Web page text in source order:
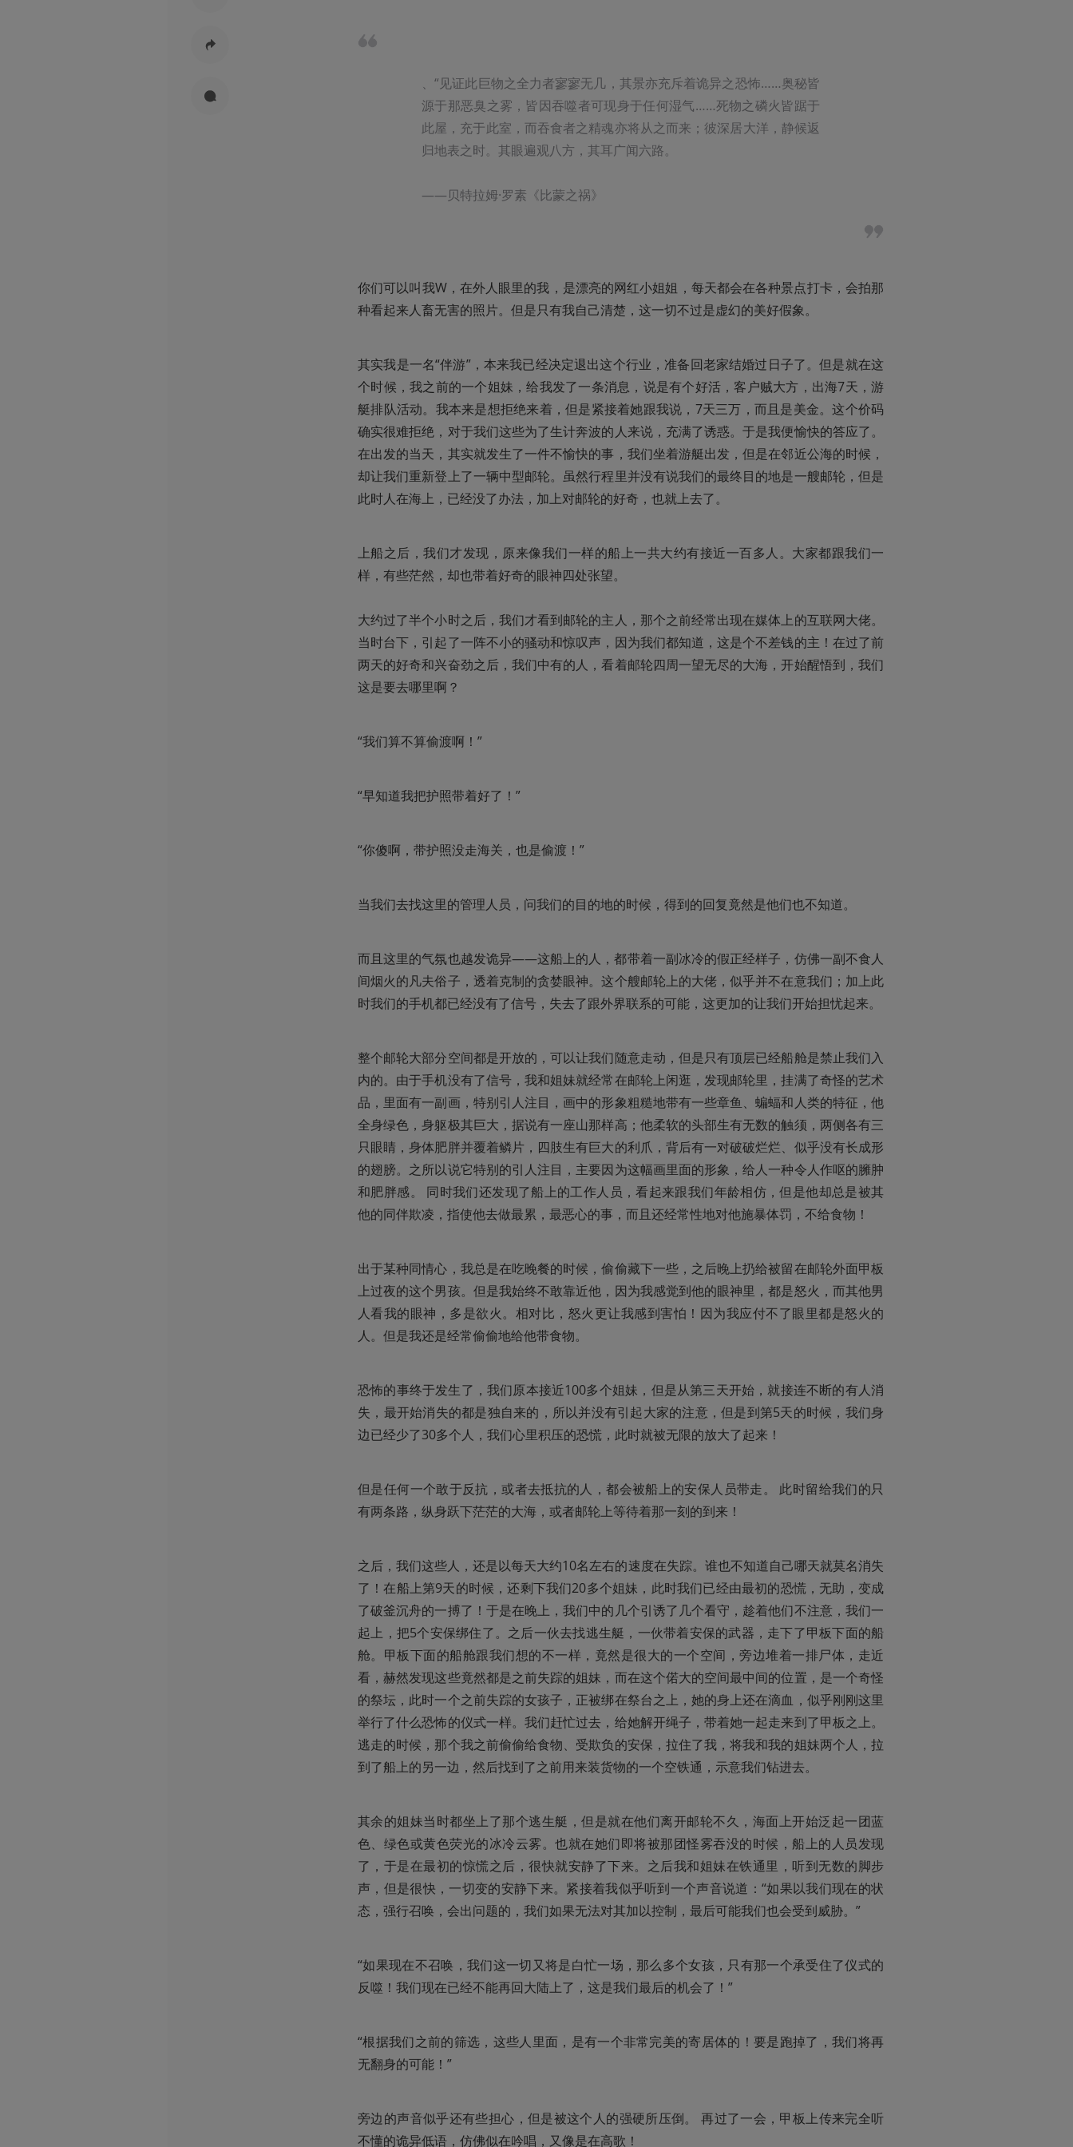
、“见证此巨物之全力者寥寥无几，其景亦充斥着诡异之恐怖……奥秘皆
源于那恶臭之雾，皆因吞噬者可现身于任何湿气……死物之磷火皆踞于
此屋，充于此室，而吞食者之精魂亦将从之而来；彼深居大洋，静候返
归地表之时。其眼遍观八方，其耳广闻六路。
——贝特拉姆·罗素《比蒙之祸》
你们可以叫我W，在外人眼里的我，是漂亮的网红小姐姐，每天都会在各种景点打卡，会拍那
种看起来人畜无害的照片。但是只有我自己清楚，这一切不过是虚幻的美好假象。
其实我是一名“伴游”，本来我已经决定退出这个行业，准备回老家结婚过日子了。但是就在这
个时候，我之前的一个姐妹，给我发了一条消息，说是有个好活，客户贼大方，出海7天，游
艇排队活动。我本来是想拒绝来着，但是紧接着她跟我说，7天三万，而且是美金。这个价码
确实很难拒绝，对于我们这些为了生计奔波的人来说，充满了诱惑。于是我便愉快的答应了。
在出发的当天，其实就发生了一件不愉快的事，我们坐着游艇出发，但是在邻近公海的时候，
却让我们重新登上了一辆中型邮轮。虽然行程里并没有说我们的最终目的地是一艘邮轮，但是
此时人在海上，已经没了办法，加上对邮轮的好奇，也就上去了。
上船之后，我们才发现，原来像我们一样的船上一共大约有接近一百多人。大家都跟我们一
样，有些茫然，却也带着好奇的眼神四处张望。
大约过了半个小时之后，我们才看到邮轮的主人，那个之前经常出现在媒体上的互联网大佬。
当时台下，引起了一阵不小的骚动和惊叹声，因为我们都知道，这是个不差钱的主！在过了前
两天的好奇和兴奋劲之后，我们中有的人，看着邮轮四周一望无尽的大海，开始醒悟到，我们
这是要去哪里啊？
“我们算不算偷渡啊！”
“早知道我把护照带着好了！”
“你傻啊，带护照没走海关，也是偷渡！”
当我们去找这里的管理人员，问我们的目的地的时候，得到的回复竟然是他们也不知道。
而且这里的气氛也越发诡异——这船上的人，都带着一副冰冷的假正经样子，仿佛一副不食人
间烟火的凡夫俗子，透着克制的贪婪眼神。这个艘邮轮上的大佬，似乎并不在意我们；加上此
时我们的手机都已经没有了信号，失去了跟外界联系的可能，这更加的让我们开始担忧起来。
整个邮轮大部分空间都是开放的，可以让我们随意走动，但是只有顶层已经船舱是禁止我们入
内的。由于手机没有了信号，我和姐妹就经常在邮轮上闲逛，发现邮轮里，挂满了奇怪的艺术
品，里面有一副画，特别引人注目，画中的形象粗糙地带有一些章鱼、蝙蝠和人类的特征，他
全身绿色，身躯极其巨大，据说有一座山那样高；他柔软的头部生有无数的触须，两侧各有三
只眼睛，身体肥胖并覆着鳞片，四肢生有巨大的利爪，背后有一对破破烂烂、似乎没有长成形
的翅膀。之所以说它特别的引人注目，主要因为这幅画里面的形象，给人一种令人作呕的臃肿
和肥胖感。 同时我们还发现了船上的工作人员，看起来跟我们年龄相仿，但是他却总是被其
他的同伴欺凌，指使他去做最累，最恶心的事，而且还经常性地对他施暴体罚，不给食物！
出于某种同情心，我总是在吃晚餐的时候，偷偷藏下一些，之后晚上扔给被留在邮轮外面甲板
上过夜的这个男孩。但是我始终不敢靠近他，因为我感觉到他的眼神里，都是怒火，而其他男
人看我的眼神，多是欲火。相对比，怒火更让我感到害怕！因为我应付不了眼里都是怒火的
人。但是我还是经常偷偷地给他带食物。
恐怖的事终于发生了，我们原本接近100多个姐妹，但是从第三天开始，就接连不断的有人消
失，最开始消失的都是独自来的，所以并没有引起大家的注意，但是到第5天的时候，我们身
边已经少了30多个人，我们心里积压的恐慌，此时就被无限的放大了起来！
但是任何一个敢于反抗，或者去抵抗的人，都会被船上的安保人员带走。 此时留给我们的只
有两条路，纵身跃下茫茫的大海，或者邮轮上等待着那一刻的到来！
之后，我们这些人，还是以每天大约10名左右的速度在失踪。谁也不知道自己哪天就莫名消失
了！在船上第9天的时候，还剩下我们20多个姐妹，此时我们已经由最初的恐慌，无助，变成
了破釜沉舟的一搏了！于是在晚上，我们中的几个引诱了几个看守，趁着他们不注意，我们一
起上，把5个安保绑住了。之后一伙去找逃生艇，一伙带着安保的武器，走下了甲板下面的船
舱。甲板下面的船舱跟我们想的不一样，竟然是很大的一个空间，旁边堆着一排尸体，走近
看，赫然发现这些竟然都是之前失踪的姐妹，而在这个偌大的空间最中间的位置，是一个奇怪
的祭坛，此时一个之前失踪的女孩子，正被绑在祭台之上，她的身上还在滴血，似乎刚刚这里
举行了什么恐怖的仪式一样。我们赶忙过去，给她解开绳子，带着她一起走来到了甲板之上。
逃走的时候，那个我之前偷偷给食物、受欺负的安保，拉住了我，将我和我的姐妹两个人，拉
到了船上的另一边，然后找到了之前用来装货物的一个空铁通，示意我们钻进去。
其余的姐妹当时都坐上了那个逃生艇，但是就在他们离开邮轮不久，海面上开始泛起一团蓝
色、绿色或黄色荧光的冰冷云雾。也就在她们即将被那团怪雾吞没的时候，船上的人员发现
了，于是在最初的惊慌之后，很快就安静了下来。之后我和姐妹在铁通里，听到无数的脚步
声，但是很快，一切变的安静下来。紧接着我似乎听到一个声音说道：“如果以我们现在的状
态，强行召唤，会出问题的，我们如果无法对其加以控制，最后可能我们也会受到威胁。”
“如果现在不召唤，我们这一切又将是白忙一场，那么多个女孩，只有那一个承受住了仪式的
反噬！我们现在已经不能再回大陆上了，这是我们最后的机会了！”
“根据我们之前的筛选，这些人里面，是有一个非常完美的寄居体的！要是跑掉了，我们将再
无翻身的可能！”
旁边的声音似乎还有些担心，但是被这个人的强硬所压倒。 再过了一会，甲板上传来完全听
不懂的诡异低语，仿佛似在吟唱，又像是在高歌！